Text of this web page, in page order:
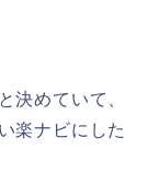
決めていて、
楽ナビにした